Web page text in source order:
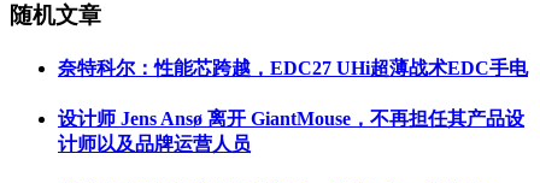
随机文章
奈特科尔：性能芯跨越，EDC27 UHi超薄战术EDC手电
设计师 Jens Ansø 离开 GiantMouse，不再担任其产品设
计师以及品牌运营人员